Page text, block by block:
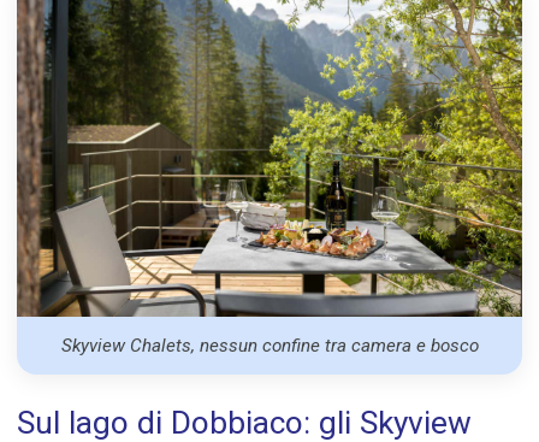
Skyview Chalets, nessun confine tra camera e bosco
Sul lago di Dobbiaco: gli Skyview